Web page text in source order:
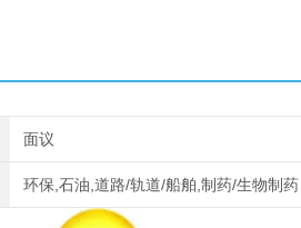
面议
环保,石油,道路/轨道/船舶,制药/生物制药